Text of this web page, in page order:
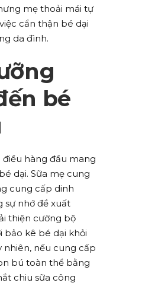
mẹ thoải mái tự
cẩn thận bé dại
da đình.
bé
hàng đầu mang
dại. Sữa mẹ cung
cung cấp dinh
sự nhớ đề xuất
thiện cường bộ
bảo kê bé dại khỏi
nhiên, nếu cung cấp
bú toàn thể bằng
chiu sữa công